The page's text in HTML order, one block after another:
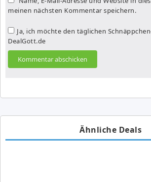
meinen nächsten Kommentar speichern.
Ja, ich möchte den täglichen
DealGott.de
Ähnliche Deals